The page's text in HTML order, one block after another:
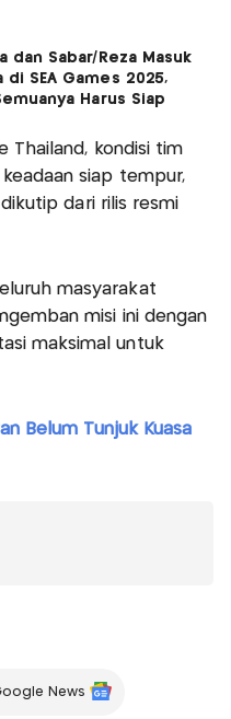
dan Sabar/Reza Masuk
SEA Games 2025,
Harus Siap
Thailand, kondisi tim
siap tempur,
dari rilis resmi
masyarakat
misi ini dengan
maksimal untuk
Belum Tunjuk Kuasa
News